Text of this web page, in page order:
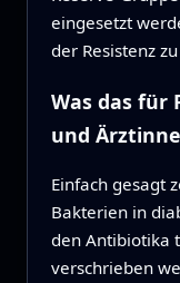
eingesetzt
der Resistenz
Was das für
und
Einfach gesagt
Bakterien in
den Antibiotika
verschrieben